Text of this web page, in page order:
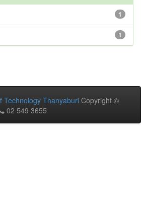
1
1
Technology Thanyaburi Copyright ©
02 549 3655